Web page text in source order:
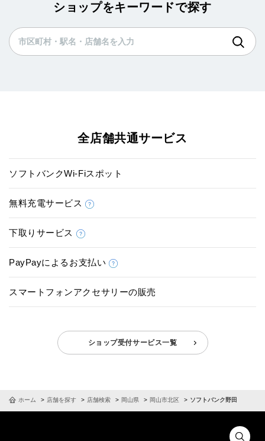
ショップをキーワードで探す
全店舗共通サービス
ソフトバンクWi-Fiスポット
無料充電サービス
下取りサービス
PayPayによるお支払い
スマートフォンアクセサリーの販売
ショップ受付サービス一覧
ホーム 店舗を探す 店舗検索 岡山県 岡山市北区 ソフトバンク野田